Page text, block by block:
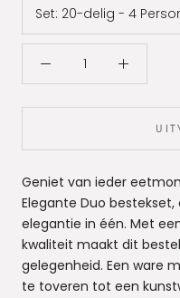
Set: 20-delig - 4
Geniet van ieder
Elegante Duo bestekset,
elegantie in één. Met
kwaliteit maakt dit
gelegenheid. Een ware
te toveren tot een